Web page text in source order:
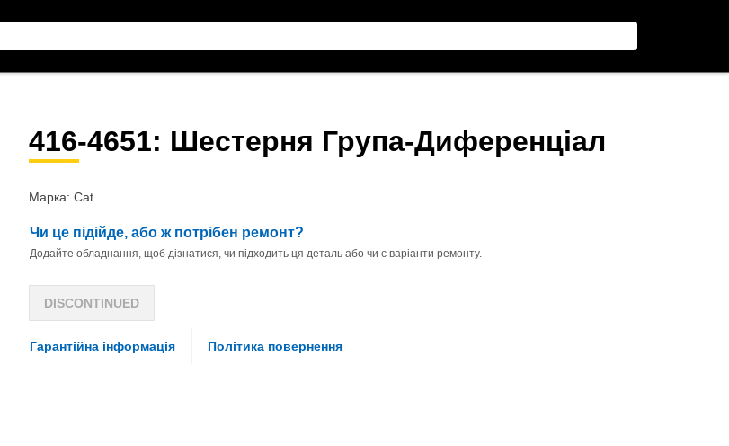
416-4651: Шестерня Група-Диференціал
Марка: Cat
Чи це підійде, або ж потрібен ремонт?
Додайте обладнання, щоб дізнатися, чи підходить ця деталь або чи є варіанти ремонту.
DISCONTINUED
Гарантійна інформація Політика повернення